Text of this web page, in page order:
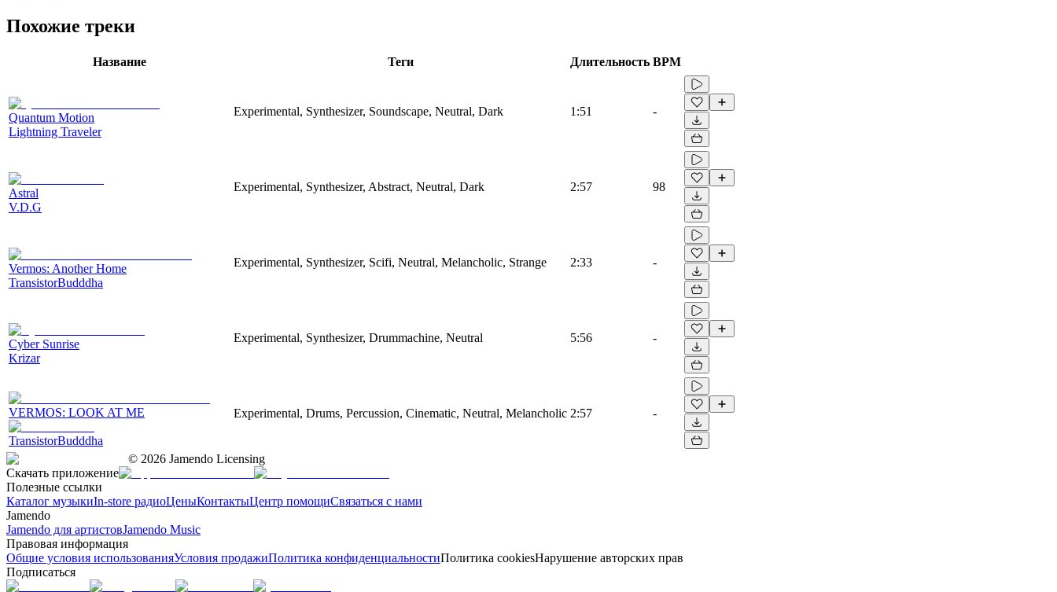
Похожие треки
Название Теги Длительность BPM
Quantum Motion
Lightning Traveler
Experimental, Synthesizer, Soundscape, Neutral, Dark 1:51 -
Astral
V.D.G
Experimental, Synthesizer, Abstract, Neutral, Dark 2:57 98
Vermos: Another Home
TransistorBudddha
Experimental, Synthesizer, Scifi, Neutral, Melancholic, Strange 2:33 -
Cyber Sunrise
Krizar
Experimental, Synthesizer, Drummachine, Neutral 5:56 -
VERMOS: LOOK AT ME
TransistorBudddha
Experimental, Drums, Percussion, Cinematic, Neutral, Melancholic 2:57 -
© 2026 Jamendo Licensing
Скачать приложение
Полезные ссылки
Каталог музыкиIn-store радиоЦеныКонтактыЦентр помощиСвязаться с нами
Jamendo
Jamendo для артистовJamendo Music
Правовая информация
Общие условия использованияУсловия продажиПолитика конфиденциальностиПолитика cookiesНарушение авторских прав
Подписаться